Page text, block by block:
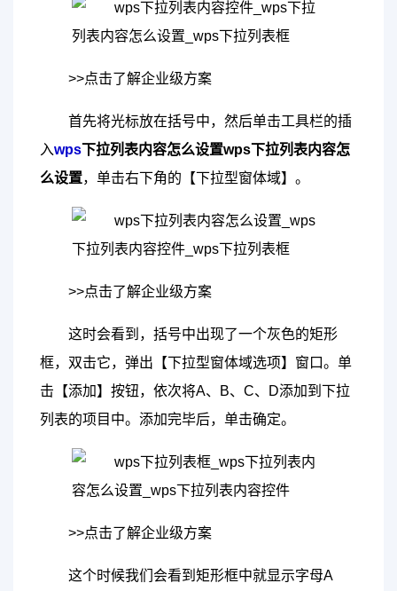
>>点击了解企业级方案
首先将光标放在括号中，然后单击工具栏的插
入wps下拉列表内容怎么设置wps下拉列表内容怎
么设置，单击右下角的【下拉型窗体域】。
>>点击了解企业级方案
这时会看到，括号中出现了一个灰色的矩形
框，双击它，弹出【下拉型窗体域选项】窗口。单
击【添加】按钮，依次将A、B、C、D添加到下拉
列表的项目中。添加完毕后，单击确定。
>>点击了解企业级方案
这个时候我们会看到矩形框中就显示字母A